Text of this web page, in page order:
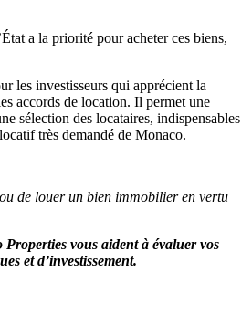
a la priorité pour acheter ces biens,
les investisseurs qui apprécient la
accords de location. Il permet une
sélection des locataires, indispensables
très demandé de Monaco.
ou de louer un bien immobilier en vertu
Properties vous aident à évaluer vos
et d’investissement.